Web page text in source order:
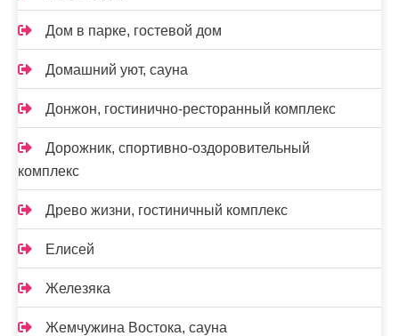
Дом в парке, гостевой дом
Домашний уют, сауна
Донжон, гостинично-ресторанный комплекс
Дорожник, спортивно-оздоровительный
комплекс
Древо жизни, гостиничный комплекс
Елисей
Железяка
Жемчужина Востока, сауна